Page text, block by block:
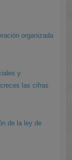
organizada
y
las cifras
de la ley de